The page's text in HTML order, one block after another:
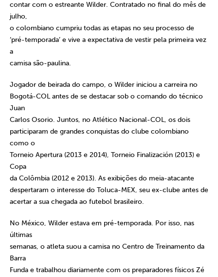
contar com o estreante Wilder. Contratado no final do mês de
julho,
o colombiano cumpriu todas as etapas no seu processo de
‘pré-temporada’ e vive a expectativa de vestir pela primeira vez
a
camisa são-paulina.
Jogador de beirada do campo, o Wilder iniciou a carreira no
Bogotá-COL antes de se destacar sob o comando do técnico
Juan
Carlos Osorio. Juntos, no Atlético Nacional-COL, os dois
participaram de grandes conquistas do clube colombiano
como o
Torneio Apertura (2013 e 2014), Torneio Finalización (2013) e
Copa
da Colômbia (2012 e 2013). As exibições do meia-atacante
despertaram o interesse do Toluca-MEX, seu ex-clube antes de
acertar a sua chegada ao futebol brasileiro.
No México, Wilder estava em pré-temporada. Por isso, nas
últimas
semanas, o atleta suou a camisa no Centro de Treinamento da
Barra
Funda e trabalhou diariamente com os preparadores físicos Zé